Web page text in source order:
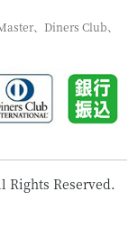
、Diners Club、
Rights Reserved.